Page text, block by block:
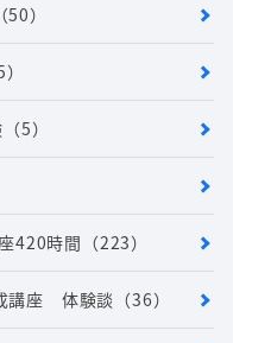
（50）
（5）
420時間 （223）
講座 体験談 （36）